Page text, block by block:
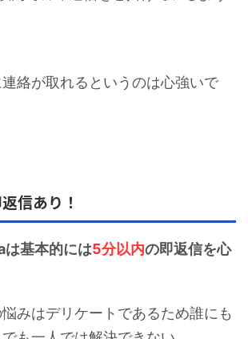
絡が取れるというのは心強いで
信あり！
基本的には5分以内の即返信を心
みはデリケートであるため誰にも